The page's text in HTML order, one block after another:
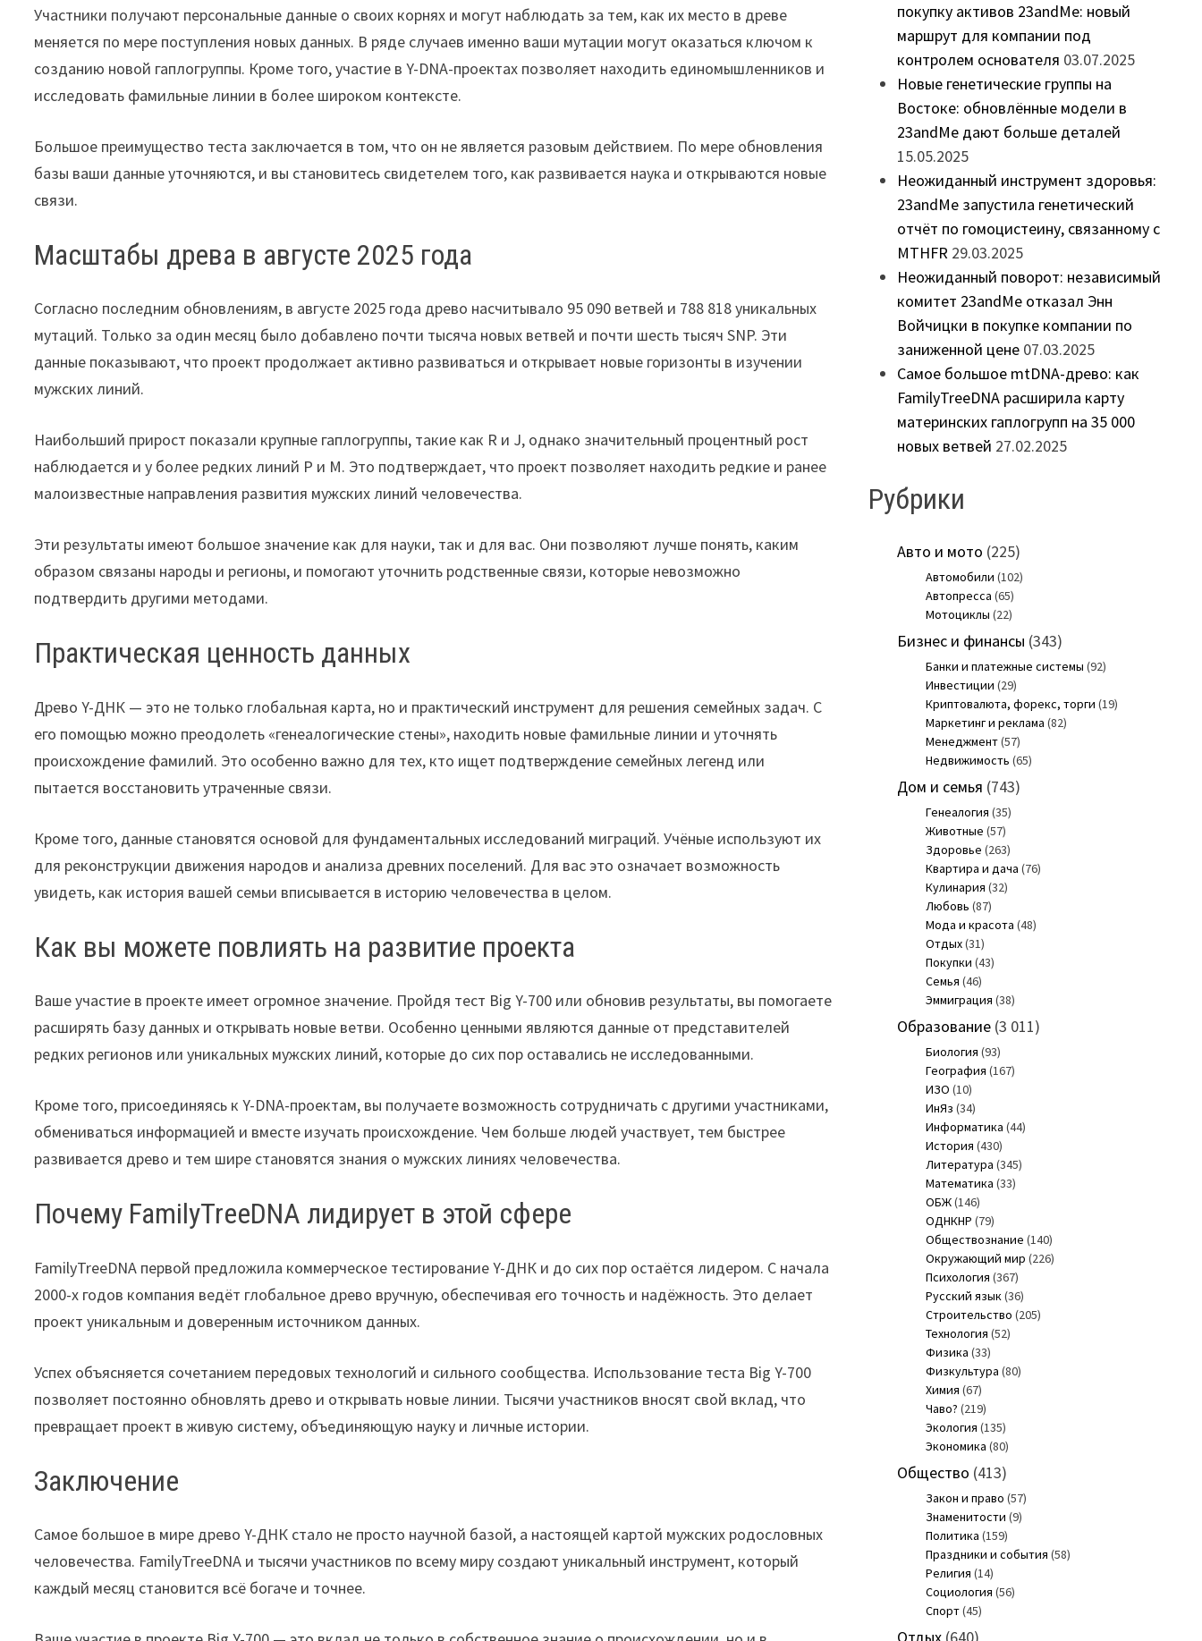
Участники получают персональные данные о своих корнях и могут наблюдать за тем, как их место в древе
меняется по мере поступления новых данных. В ряде случаев именно ваши мутации могут оказаться ключом к
созданию новой гаплогруппы. Кроме того, участие в Y-DNA-проектах позволяет находить единомышленников и
исследовать фамильные линии в более широком контексте.
Большое преимущество теста заключается в том, что он не является разовым действием. По мере обновления
базы ваши данные уточняются, и вы становитесь свидетелем того, как развивается наука и открываются новые
связи.
Масштабы древа в августе 2025 года
Согласно последним обновлениям, в августе 2025 года древо насчитывало 95 090 ветвей и 788 818 уникальных
мутаций. Только за один месяц было добавлено почти тысяча новых ветвей и почти шесть тысяч SNP. Эти
данные показывают, что проект продолжает активно развиваться и открывает новые горизонты в изучении
мужских линий.
Наибольший прирост показали крупные гаплогруппы, такие как R и J, однако значительный процентный рост
наблюдается и у более редких линий P и M. Это подтверждает, что проект позволяет находить редкие и ранее
малоизвестные направления развития мужских линий человечества.
Эти результаты имеют большое значение как для науки, так и для вас. Они позволяют лучше понять, каким
образом связаны народы и регионы, и помогают уточнить родственные связи, которые невозможно
подтвердить другими методами.
Практическая ценность данных
Древо Y-ДНК — это не только глобальная карта, но и практический инструмент для решения семейных задач. С
его помощью можно преодолеть «генеалогические стены», находить новые фамильные линии и уточнять
происхождение фамилий. Это особенно важно для тех, кто ищет подтверждение семейных легенд или
пытается восстановить утраченные связи.
Кроме того, данные становятся основой для фундаментальных исследований миграций. Учёные используют их
для реконструкции движения народов и анализа древних поселений. Для вас это означает возможность
увидеть, как история вашей семьи вписывается в историю человечества в целом.
Как вы можете повлиять на развитие проекта
Ваше участие в проекте имеет огромное значение. Пройдя тест Big Y-700 или обновив результаты, вы помогаете
расширять базу данных и открывать новые ветви. Особенно ценными являются данные от представителей
редких регионов или уникальных мужских линий, которые до сих пор оставались не исследованными.
Кроме того, присоединяясь к Y-DNA-проектам, вы получаете возможность сотрудничать с другими участниками,
обмениваться информацией и вместе изучать происхождение. Чем больше людей участвует, тем быстрее
развивается древо и тем шире становятся знания о мужских линиях человечества.
Почему FamilyTreeDNA лидирует в этой сфере
FamilyTreeDNA первой предложила коммерческое тестирование Y-ДНК и до сих пор остаётся лидером. С начала
2000-х годов компания ведёт глобальное древо вручную, обеспечивая его точность и надёжность. Это делает
проект уникальным и доверенным источником данных.
Успех объясняется сочетанием передовых технологий и сильного сообщества. Использование теста Big Y-700
позволяет постоянно обновлять древо и открывать новые линии. Тысячи участников вносят свой вклад, что
превращает проект в живую систему, объединяющую науку и личные истории.
Заключение
Самое большое в мире древо Y-ДНК стало не просто научной базой, а настоящей картой мужских родословных
человечества. FamilyTreeDNA и тысячи участников по всему миру создают уникальный инструмент, который
каждый месяц становится всё богаче и точнее.
покупку активов 23andMe: новый
маршрут для компании под
контролем основателя 03.07.2025
Новые генетические группы на
Востоке: обновлённые модели в
23andMe дают больше деталей
15.05.2025
Неожиданный инструмент здоровья:
23andMe запустила генетический
отчёт по гомоцистеину, связанному с
MTHFR 29.03.2025
Неожиданный поворот: независимый
комитет 23andMe отказал Энн
Войчицки в покупке компании по
заниженной цене 07.03.2025
Самое большое mtDNA-древо: как
FamilyTreeDNA расширила карту
материнских гаплогрупп на 35 000
новых ветвей 27.02.2025
Рубрики
Авто и мото (225)
Автомобили (102)
Автопресса (65)
Мотоциклы (22)
Бизнес и финансы (343)
Банки и платежные системы (92)
Инвестиции (29)
Криптовалюта, форекс, торги (19)
Маркетинг и реклама (82)
Менеджмент(57)
Недвижимость (65)
Дом и семья (743)
Генеалогия (35)
Животные (57)
Здоровье (263)
Квартира и дача (76)
Кулинария (32)
Любовь (87)
Мода и красота (48)
Отдых(31)
Покупки (43)
Семья (46)
Эммиграция (38)
Образование(3 011)
Биология (93)
География (167)
ИЗО (10)
ИнЯз (34)
Информатика (44)
История (430)
Литература (345)
Математика (33)
ОБЖ(146)
ОДНКНР (79)
Обществознание (140)
Окружающий мир (226)
Психология (367)
Русский язык(36)
Строительство (205)
Технология (52)
Физика (33)
Физкультура (80)
Химия (67)
Чаво? (219)
Экология (135)
Экономика (80)
Общество (413)
Закон и право (57)
Знаменитости (9)
Политика (159)
Праздники и события (58)
Религия (14)
Социология (56)
Спорт(45)